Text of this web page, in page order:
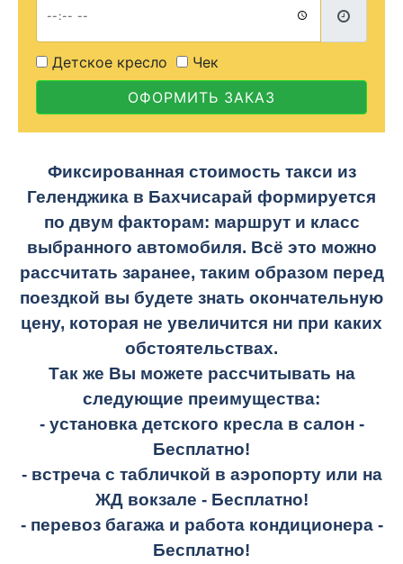
Детское кресло
Чек
ОФОРМИТЬ ЗАКАЗ
Фиксированная стоимость такси из
Геленджика в Бахчисарай формируется
по двум факторам: маршрут и класс
выбранного автомобиля. Всё это можно
рассчитать заранее, таким образом перед
поездкой вы будете знать окончательную
цену, которая не увеличится ни при каких
обстоятельствах.
Так же Вы можете рассчитывать на
следующие преимущества:
- установка детского кресла в салон -
Бесплатно!
- встреча с табличкой в аэропорту или на
ЖД вокзале - Бесплатно!
- перевоз багажа и работа кондиционера -
Бесплатно!